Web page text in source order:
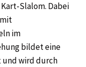
Slalom. Dabei
im
bildet eine
und wird durch